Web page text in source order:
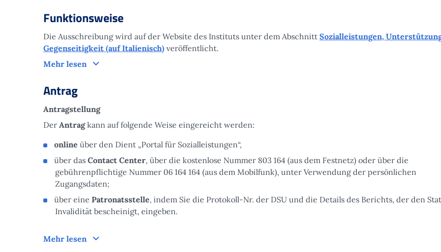
Funktionsweise
Die Ausschreibung wird auf der Website des Instituts unter dem Abschnitt Sozialleistungen,
Gegenseitigkeit (auf Italienisch) veröffentlicht.
Mehr lesen
Funktionsweise
Antrag
Antragstellung
Der Antragkann auf folgende Weise eingereicht werden:
online über den Dient „Portal für Sozialleistungen“,
über das Contact Center, über die kostenlose Nummer 803 164 (aus dem Festnetz) oder über die
gebührenpflichtige Nummer 06 164 164 (aus dem Mobilfunk), unter Verwendung der persönlichen
Zugangsdaten;
über eine Patronatsstelle, indem Sie die Protokoll-Nr. der DSU und die Details des Berichts, der den
Invalidität bescheinigt, eingeben.
Mehr lesen Antrag